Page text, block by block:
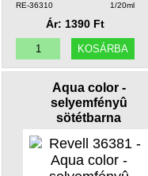
RE-36310 1/20ml
Ár: 1390 Ft
Aqua color -
selyemfényû
sötétbarna